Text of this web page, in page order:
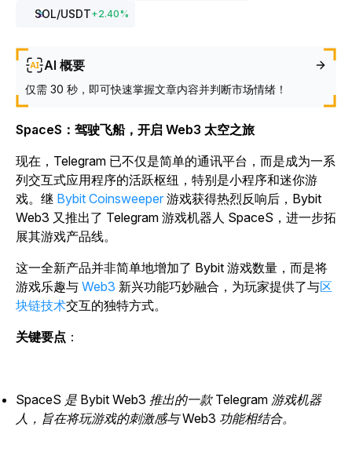
SOL/USDT+2.40%
AI 概要
仅需 30 秒，即可快速掌握文章内容并判断市场情绪！
SpaceS：驾驶飞船，开启 Web3 太空之旅
现在，Telegram 已不仅是简单的通讯平台，而是成为一系
列交互式应用程序的活跃枢纽，特别是小程序和迷你游
戏。继 Bybit Coinsweeper 游戏获得热烈反响后，Bybit
Web3 又推出了 Telegram 游戏机器人 SpaceS ，进一步拓
展其游戏产品线。
这一全新产品并非简单地增加了 Bybit 游戏数量，而是将
游戏乐趣与 Web3 新兴功能巧妙融合，为玩家提供了与区
块链技术交互的独特方式。
关键要点 ：
SpaceS 是 Bybit Web3 推出的一款 Telegram 游戏机器
人，旨在将玩游戏的刺激感与 Web3 功能相结合。